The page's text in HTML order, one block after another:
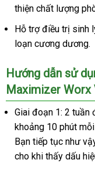
thiện chất lượng
Hỗ trợ điều trị sinh
loạn cương dương.
Hướng dẫn sử
Maximizer Worx
Giai đoạn 1: 2 tuần
khoảng 10 phút
Bạn tiếp tục Đức
như
cho khi thấy dấu